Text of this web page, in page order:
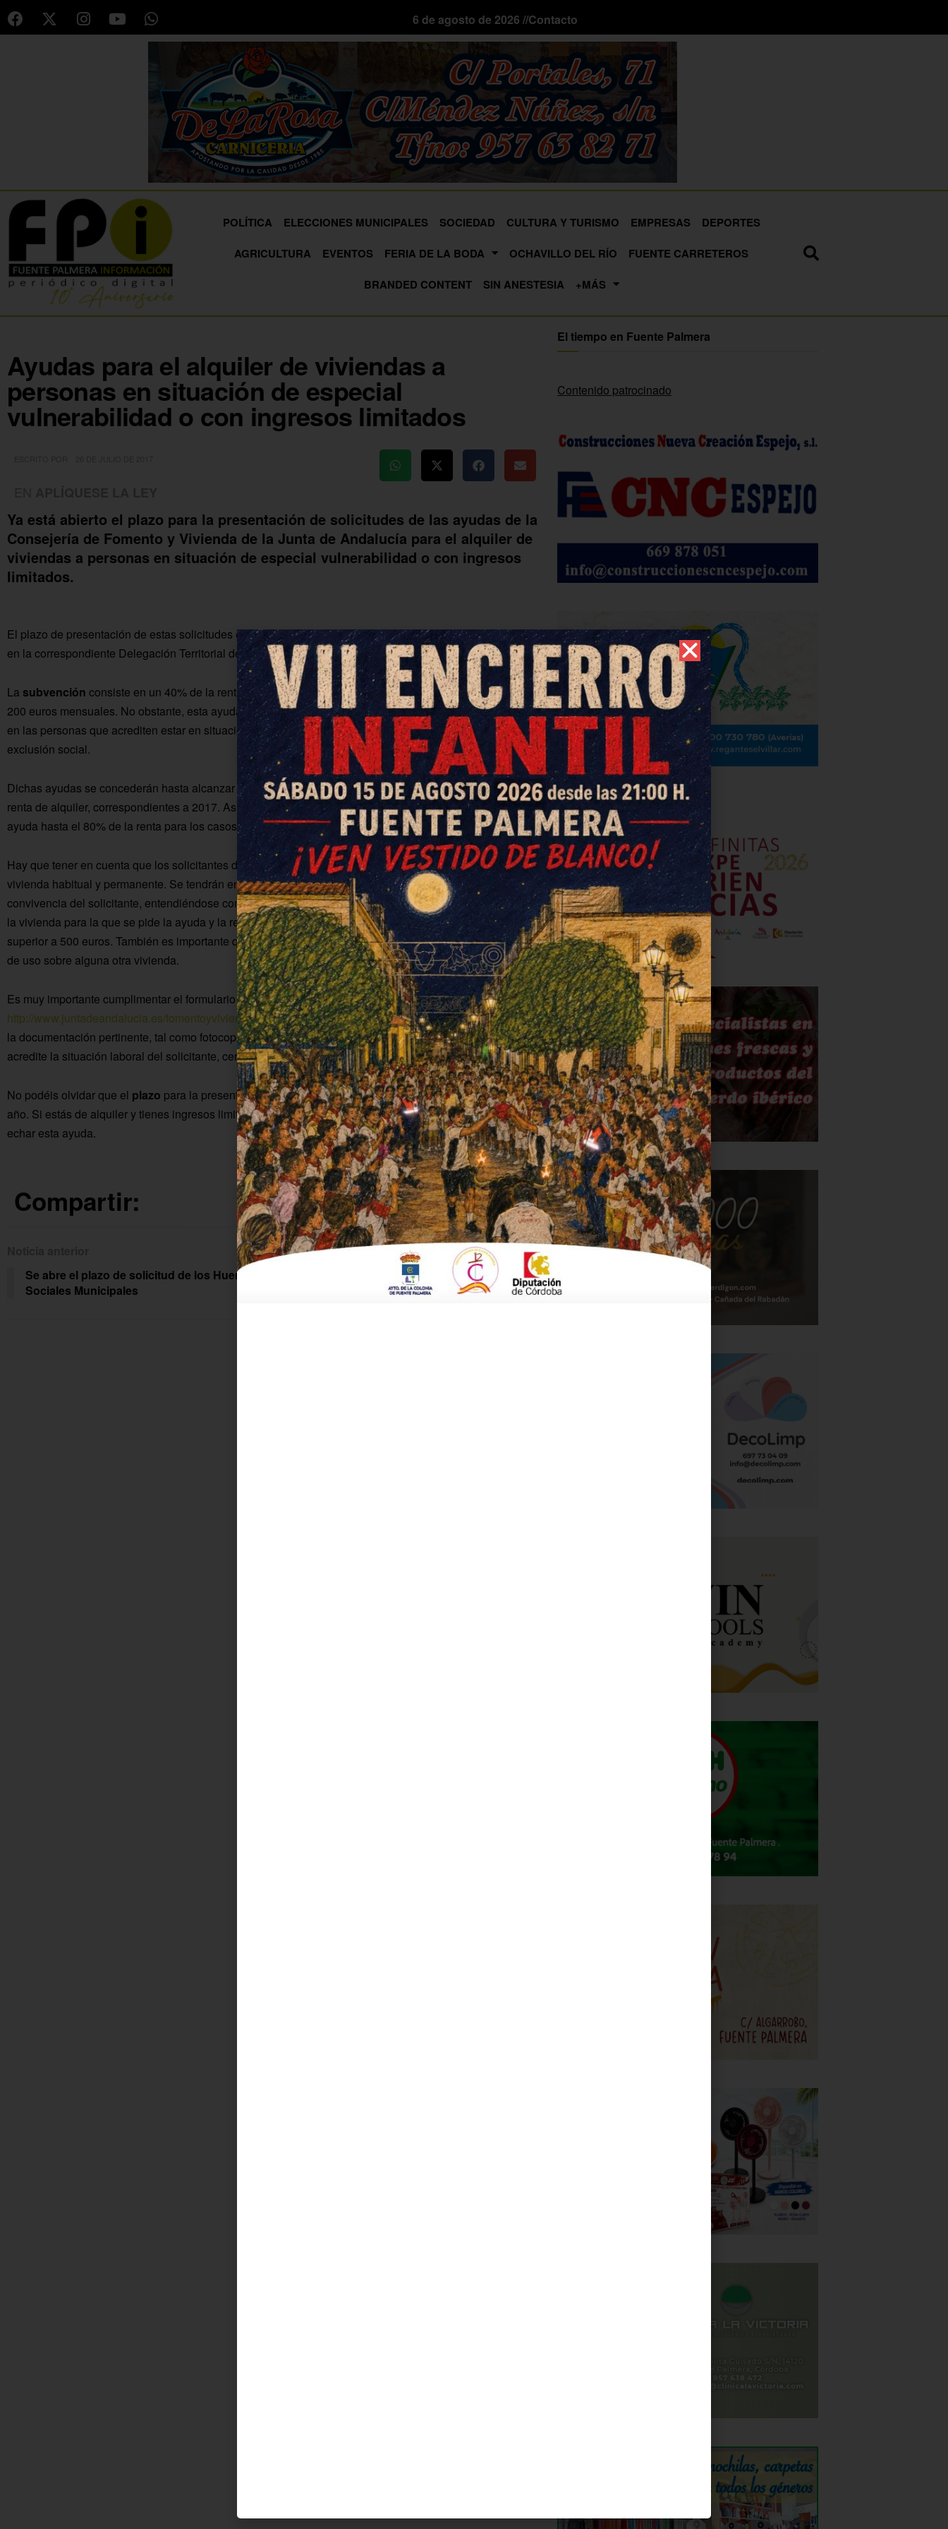
6 de agosto de 2026 //Contacto
POLÍTICA ELECCIONES MUNICIPALES SOCIEDAD CULTURA Y TURISMO EMPRESAS
DEPORTES
AGRICULTURA
EVENTOS FERIA DE LA BODA OCHAVILLO DEL RÍO
FUENTE CARRETEROS
BRANDED CONTENT
SIN ANESTESIA +MÁS
Ayudas para el alquiler de viviendas a
personas en situación de especial
vulnerabilidad o con ingresos limitados
Ya está abierto el plazo para la presentación de solicitudes de las ayudas de la
Consejería de Fomento y Vivienda de la Junta de Andalucía para el alquiler de
viviendas a personas en situación de especial vulnerabilidad o con ingresos
limitados.
El plazo de presentación de estas solicitudes es del 07/07/2017 al 07/08/2017, debiendo ser presentadas
en la correspondiente Delegación Territorial de la Consejería de Fomento y Vivienda.
La subvención consiste en un 40% de la renta de alquiler de la vivienda, sin que esta pueda superar los
200 euros mensuales. No obstante, esta ayuda podrá complementarse hasta alcanzar un máximo del 80%
en las personas que acrediten estar en situación de especial vulnerabilidad por encontrarse en riesgo de
exclusión social.
Dichas ayudas se concederán hasta alcanzar el importe de 15.000.000 de euros, destinados al abono de la
renta de alquiler, correspondientes a 2017. Asimismo, 1.300.000 euros se destinarán a complementar la
ayuda hasta el 80% de la renta para los casos anteriormente mencionados.
Hay que tener en cuenta que los solicitantes deberán ser titulares de un contrato de alquiler destinado a
vivienda habitual y permanente. Se tendrán en cuenta todos los miembros que compongan la unidad de
convivencia del solicitante, entendiéndose como tal el conjunto de personas que estén empadronadas en
la vivienda para la que se pide la ayuda y la renta mensual de alquiler que se esté abonando no podrá ser
superior a 500 euros. También es importante que el solicitante no disponga de la titularidad ni un derecho
de uso sobre alguna otra vivienda.
Es muy importante cumplimentar el formulario que podréis encontrar en la siguiente página:
http://www.juntadeandalucia.es/fomentoyvivienda/portal-web/web/areas/vivienda/alquila, así como adjuntar
la documentación pertinente, tal como fotocopia del DNI, contrato de arrendamiento, documento que
acredite la situación laboral del solicitante, certificado de empadronamiento….
No podéis olvidar que el plazo para la presentación de la solicitud eshasta el 7 de agostodel presente
año. Si estás de alquiler y tienes ingresos limitados o estás en situación de vulnerabilidad, no dudes en
echar esta ayuda.
Compartir:
Se abre el plazo de solicitud de los Huertos
Sociales Municipales
Siguiente noticia
Programación Feria de Villalón
El tiempo en Fuente Palmera
Contenido patrocinado